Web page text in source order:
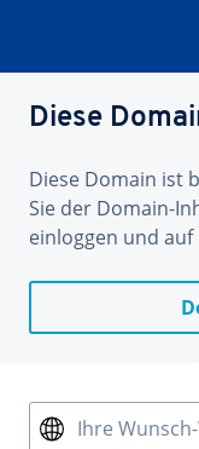
Diese
Diese Domain ist
Sie der Domain-
einloggen und
Ihre